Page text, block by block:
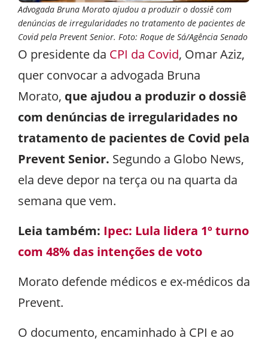
Advogada Bruna Morato ajudou a produzir o dossiê com
denúncias de irregularidades no tratamento de pacientes de
Covid pela Prevent Senior. Foto: Roque de Sá/Agência Senado
O presidente da CPI da Covid, Omar Aziz,
quer convocar a advogada Bruna
Morato, que ajudou a produzir o dossiê
com denúncias de irregularidades no
tratamento de pacientes de Covid pela
Prevent Senior. Segundo a Globo News,
ela deve depor na terça ou na quarta da
semana que vem.
Leia também: Ipec: Lula lidera 1º turno
com 48% das intenções de voto
Morato defende médicos e ex-médicos da
Prevent.
O documento, encaminhado à CPI e ao